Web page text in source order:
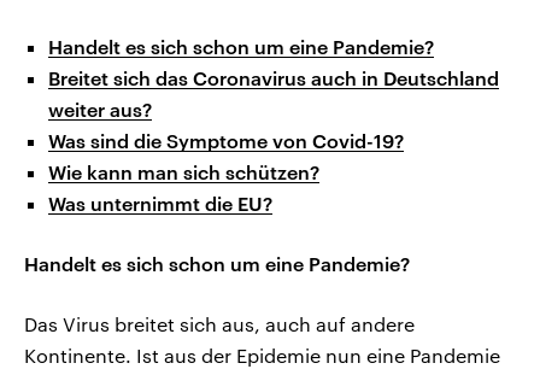
Handelt es sich schon um eine Pandemie?
Breitet sich das Coronavirus auch in Deutschland
weiter aus?
Was sind die Symptome von Covid-19?
Wie kann man sich schützen?
Was unternimmt die EU?
Handelt es sich schon um eine Pandemie?
Das Virus breitet sich aus, auch auf andere
Kontinente. Ist aus der Epidemie nun eine Pandemie